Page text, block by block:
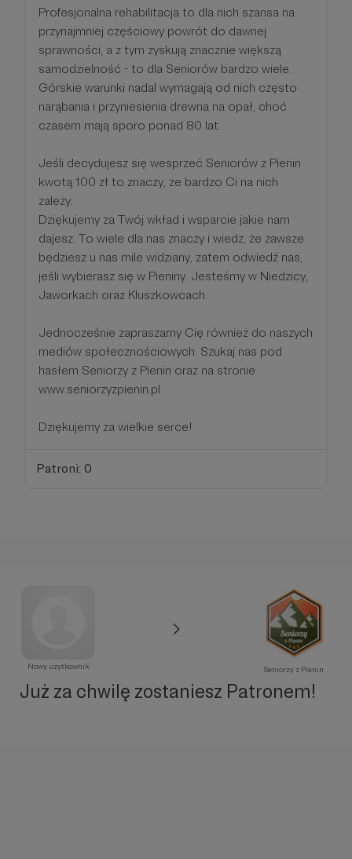
Profesjonalna rehabilitacja to dla nich szansa na
przynajmniej częściowy powrót do dawnej
sprawności, a z tym zyskują znacznie większą
samodzielność - to dla Seniorów bardzo wiele.
Górskie warunki nadal wymagają od nich często
narąbania i przyniesienia drewna na opał, choć
czasem mają sporo ponad 80 lat.
Jeśli decydujesz się wesprzeć Seniorów z Pienin
kwotą 100 zł to znaczy, że bardzo Ci na nich
zależy.
Dziękujemy za Twój wkład i wsparcie jakie nam
dajesz. To wiele dla nas znaczy i wiedz, że zawsze
będziesz u nas mile widziany, zatem odwiedź nas,
jeśli wybierasz się w Pieniny. Jesteśmy w Niedzicy,
Jaworkach oraz Kluszkowcach.
Jednocześnie zapraszamy Cię również do naszych
mediów społecznościowych. Szukaj nas pod
hasłem Seniorzy z Pienin oraz na stronie
www.seniorzyzpienin.pl
Dziękujemy za wielkie serce!
Patroni: 0
Nowy użytkownik Seniorzy z Pienin
Już za chwilę zostaniesz Patronem!